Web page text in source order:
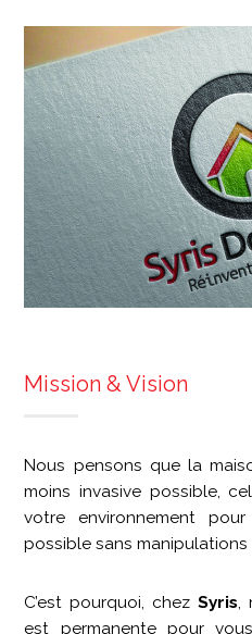
Mission & Vision
Nous pensons que la
moins invasive possible,
votre environnement
possible sans manipulations
C’est pourquoi, chez Syris,
est permanente pour